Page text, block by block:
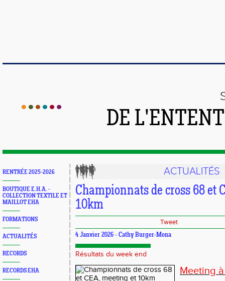
DE
RENTRÉE 2025-2026
BOUTIQUE E.H.A. -
COLLECTION TEXTILE ET
MAILLOT EHA
FORMATIONS
ACTUALITÉS
RECORDS
RECORDS EHA
ACTUALITÉS
Championnats de cross 68 et
10km
Tweet
4 Janvier 2026 - Cathy Burger-Mona
Résultats du week end
Meeting